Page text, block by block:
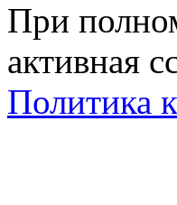
При
активная
Политика